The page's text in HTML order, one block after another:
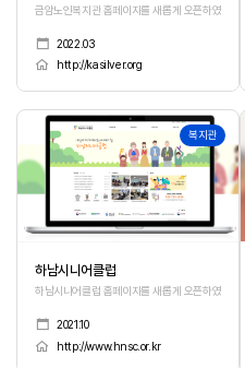
금암노인복지관 홈페이지를 새롭게 오픈하였습니다.
2022.03
http://kasilver.org
복지관
하남시니어클럽
하남시니어클럽 홈페이지를 새롭게 오픈하였습니다.
2021.10
http://www.hnsc.or.kr